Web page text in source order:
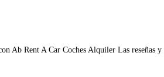
Ab Rent A Car Coches Alquiler Las